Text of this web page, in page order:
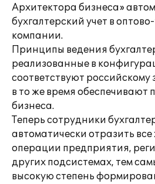
Архитектора бизнеса»
бухгалтерский учет в
компании.
Принципы ведения
реализованные в
соответствуют российскому
в то же время обеспечивают
бизнеса.
Теперь сотрудники
автоматически отразить
операции предприятия,
других подсистемах, тем
высокую степень